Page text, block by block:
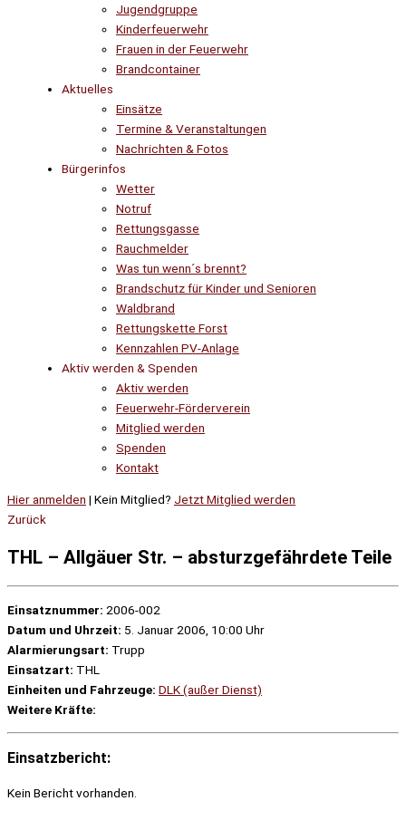
Jugendgruppe
Kinderfeuerwehr
Frauen in der Feuerwehr
Brandcontainer
Aktuelles
Einsätze
Termine & Veranstaltungen
Nachrichten & Fotos
Bürgerinfos
Wetter
Notruf
Rettungsgasse
Rauchmelder
Was tun wenn´s brennt?
Brandschutz für Kinder und Senioren
Waldbrand
Rettungskette Forst
Kennzahlen PV-Anlage
Aktiv werden & Spenden
Aktiv werden
Feuerwehr-Förderverein
Mitglied werden
Spenden
Kontakt
Hier anmelden | Kein Mitglied? Jetzt Mitglied werden
Zurück
THL – Allgäuer Str. – absturzgefährdete Teile
Einsatznummer: 2006-002
Datum und Uhrzeit: 5. Januar 2006, 10:00 Uhr
Alarmierungsart: Trupp
Einsatzart: THL
Einheiten und Fahrzeuge: DLK (außer Dienst)
Weitere Kräfte:
Einsatzbericht:
Kein Bericht vorhanden.